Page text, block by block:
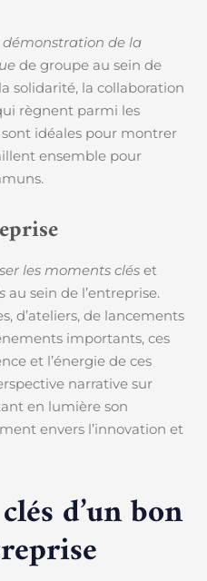
démonstration de la
de groupe au sein de
solidarité, la collaboration
règnent parmi les
idéales pour montrer
ensemble pour
les moments clés et
au sein de l’entreprise.
d’ateliers, de lancements
importants, ces
et l’énergie de ces
narrative sur
en lumière son
envers l’innovation et
d’un bon